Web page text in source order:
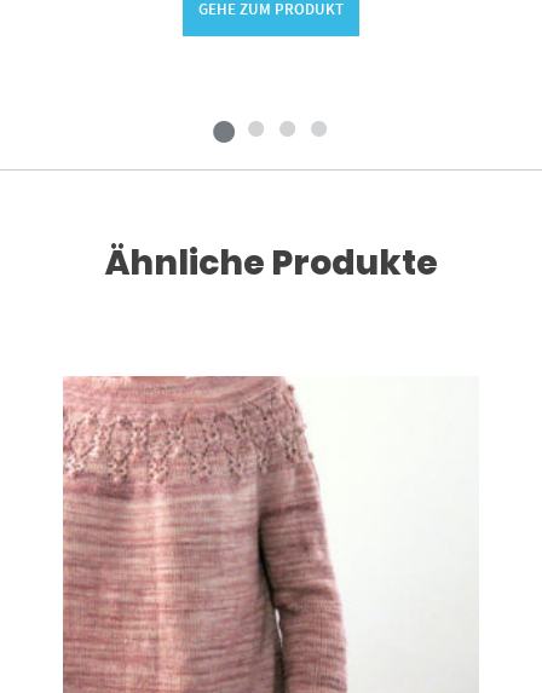
GEHE ZUM PRODUKT
Ähnliche Produkte
Dieses Produkt weist mehrere Varianten auf. Die Optionen können auf der Produktseite gewählt werden